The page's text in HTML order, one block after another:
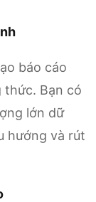
báo cáo
thức. Bạn có
lớn dữ
hướng và rút